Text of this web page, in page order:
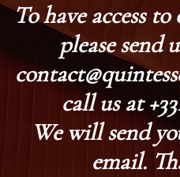
To have access
please send
call us at
We will send
email.